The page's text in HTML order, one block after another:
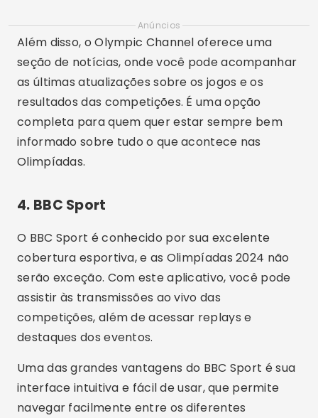
Anúncios
Além disso, o Olympic Channel oferece uma
seção de notícias, onde você pode acompanhar
as últimas atualizações sobre os jogos e os
resultados das competições. É uma opção
completa para quem quer estar sempre bem
informado sobre tudo o que acontece nas
Olimpíadas.
4. BBC Sport
O BBC Sport é conhecido por sua excelente
cobertura esportiva, e as Olimpíadas 2024 não
serão exceção. Com este aplicativo, você pode
assistir às transmissões ao vivo das
competições, além de acessar replays e
destaques dos eventos.
Uma das grandes vantagens do BBC Sport é sua
interface intuitiva e fácil de usar, que permite
navegar facilmente entre os diferentes